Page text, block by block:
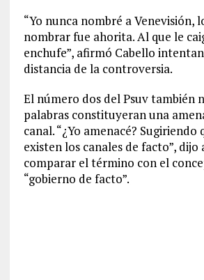
“Yo nunca nombré a Venevisión,
nombrar fue ahorita. Al que le
enchufe”, afirmó Cabello
distancia de la controversia.
El número dos del Psuv también
palabras constituyeran una
canal. “¿Yo amenacé? Sugiriendo
existen los canales de facto”, dijo
comparar el término con el
“gobierno de facto”.